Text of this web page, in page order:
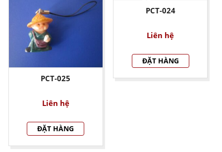
PCT-025
Liên hệ
ĐẶT HÀNG
PCT-024
Liên hệ
ĐẶT HÀNG